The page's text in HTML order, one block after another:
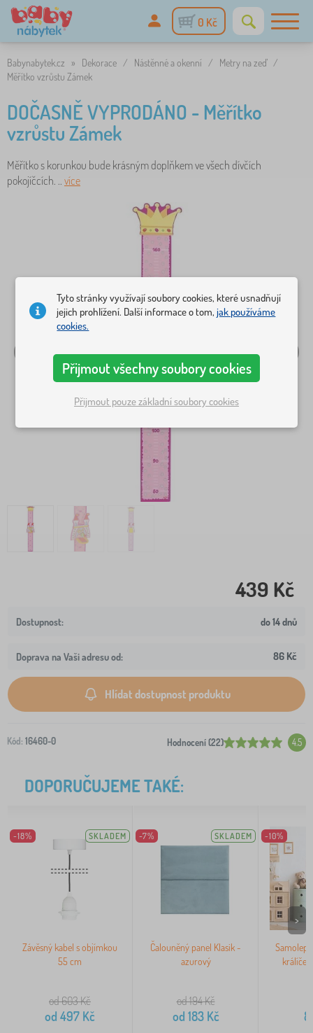
0 Kč
Babynabytek.cz » Dekorace / Nástěnné a okenní / Metry na zeď
/
Měřítko vzrůstu Zámek
DOČASNĚ VYPRODÁNO - Měřítko
vzrůstu Zámek
Měřítko s korunkou bude krásným doplňkem ve všech dívčích
pokojíčcích. .. více
439 Kč
do 14 dnů
Doprava na Vaši adresu od: 86 Kč
Hlídat dostupnost produktu
Kód: 16460-0 Hodnocení (22) 4.5
DOPORUČUJEME TAKÉ:
-18% SKLADEM
Závěsný kabel s objímkou
55 cm
od 603Kč
od 497 Kč
-7% SKLADEM
Čalouněný panel Klasik -
azurový
od 194Kč
od 183Kč
-10%
>
Tyto stránky využívají soubory cookies, které usnadňují
jejich prohlížení. Další informace o tom,jak používáme
cookies.
Přijmout všechny soubory cookies
Přijmout pouze základní soubory cookies